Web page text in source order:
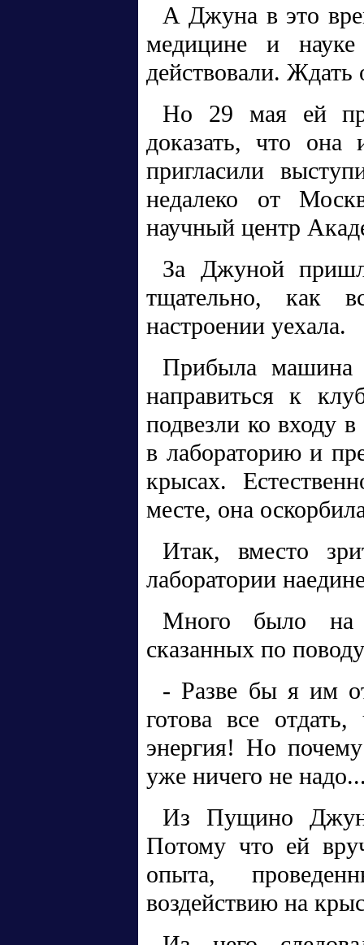
А Джуна в это
медицине и
действовали. Ждать
Но 29 мая ей
доказать, что
пригласили
недалеко от
научный центр
За Джуной
тщательно, как
настроении уехала.
Прибыла
направиться к
подвезли ко входу
в лабораторию и
крысах.
месте, она
Итак, вместо
лаборатории
Много было на
сказанных по
- Разве бы я им
готова все
энергия! Но
уже ничего не
Из Пущино
Потому что ей
опыта,
воздействию на